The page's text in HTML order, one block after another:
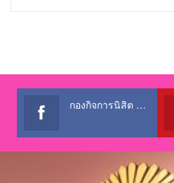
กองกิจการนิสิต สำนักงานอธิการบดี